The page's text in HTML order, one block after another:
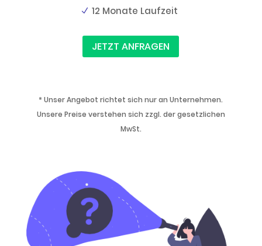
12 Monate Laufzeit
JETZT ANFRAGEN
* Unser Angebot richtet sich nur an Unternehmen.
Unsere Preise verstehen sich zzgl. der gesetzlichen
MwSt.